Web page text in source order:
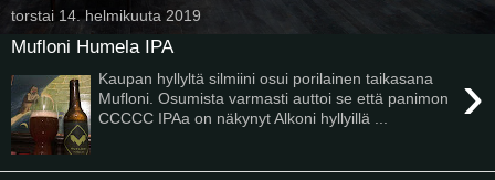
torstai 14. helmikuuta 2019
Mufloni Humela IPA
›
Kaupan hyllyltä silmiini osui porilainen taikasana
Mufloni. Osumista varmasti auttoi se että panimon
CCCCC IPAa on näkynyt Alkoni hyllyillä ...